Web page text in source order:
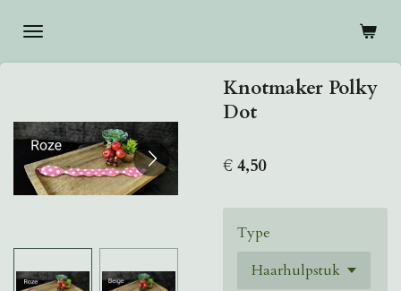
direct
naar
Knotmaker Polky
Dot
€ 4,50
Type